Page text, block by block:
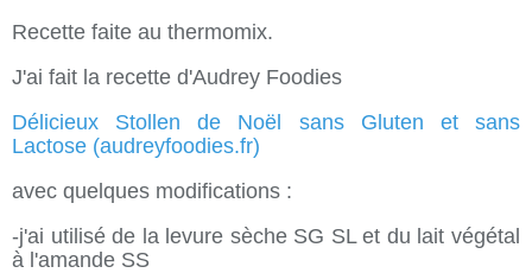
Recette faite au thermomix.
J'ai fait la recette d'Audrey Foodies
Délicieux Stollen de Noël sans Gluten et sans
Lactose (audreyfoodies.fr)
avec quelques modifications :
-j'ai utilisé de la levure sèche SG SL et du lait végétal
à l'amande SS